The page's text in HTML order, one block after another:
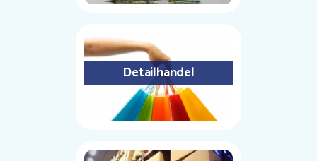
Detailhandel